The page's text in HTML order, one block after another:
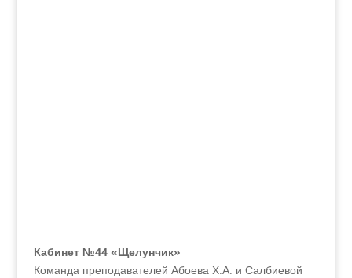
Кабинет №44 «Щелунчик»
Команда преподавателей Абоева Х.А. и Салбиевой